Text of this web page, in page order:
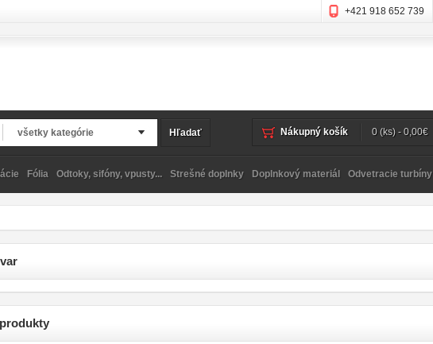
+421 918 652 739
všetky kategórie Hľadať Nákupný košík 0 (ks) - 0,00€
Fólia Odtoky, sifóny, vpusty... Strešné doplnky Doplnkový materiál Odvetracie turbíny